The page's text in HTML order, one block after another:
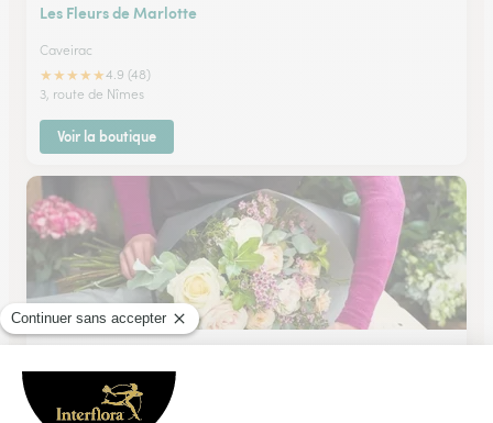
Les Fleurs de Marlotte
Caveirac
★★★★★4.9 (48)
3, route de Nîmes
Voir la boutique